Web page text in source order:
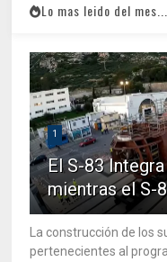
Lo mas leido del mes...
1
El S-83
mientras el S-
La construcción de los
pertenecientes al